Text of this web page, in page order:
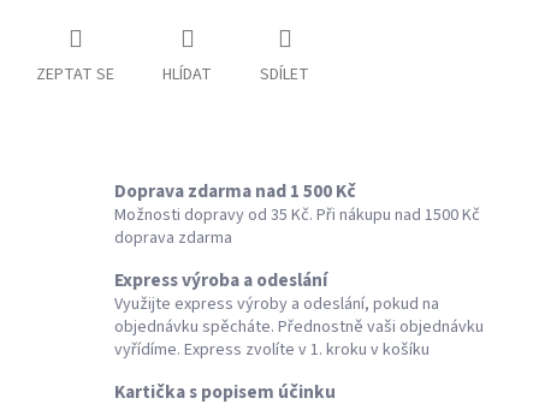
ZEPTAT SE HLÍDAT SDÍLET
Doprava zdarma nad 1 500 Kč
Možnosti dopravy od 35 Kč. Při nákupu nad 1500 Kč
doprava zdarma
Express výroba a odeslání
Využijte express výroby a odeslání, pokud na
objednávku spěcháte. Přednostně vaši objednávku
vyřídíme. Express zvolíte v 1. kroku v košíku
Kartička s popisem účinku